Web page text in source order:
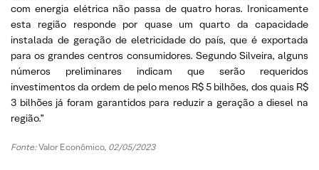
com energia elétrica não passa de quatro horas. Ironicamente
esta região responde por quase um quarto da capacidade
instalada de geração de eletricidade do país, que é exportada
para os grandes centros consumidores. Segundo Silveira, alguns
números preliminares indicam que serão requeridos
investimentos da ordem de pelo menos R$ 5 bilhões, dos quais R$
3 bilhões já foram garantidos para reduzir a geração a diesel na
região.”
Fonte:Valor Econômico, 02/05/2023